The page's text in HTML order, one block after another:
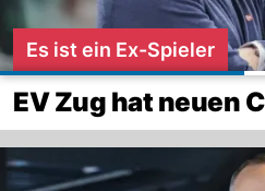
Es ist ein Ex-Spieler
EV Zug hat neuen